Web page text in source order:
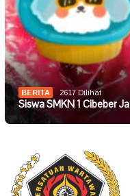
BERITA 2617 Dilihat
Siswa SMKN 1 Cibeber